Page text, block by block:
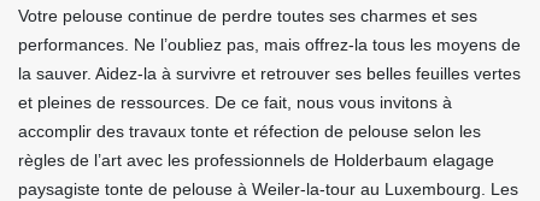
Votre pelouse continue de perdre toutes ses charmes et ses
performances. Ne l’oubliez pas, mais offrez-la tous les moyens de
la sauver. Aidez-la à survivre et retrouver ses belles feuilles vertes
et pleines de ressources. De ce fait, nous vous invitons à
accomplir des travaux tonte et réfection de pelouse selon les
règles de l’art avec les professionnels de Holderbaum elagage
paysagiste tonte de pelouse à Weiler-la-tour au Luxembourg. Les